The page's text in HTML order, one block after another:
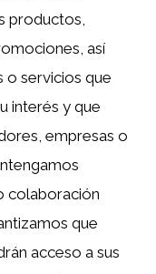
productos,
así
servicios que
interés y que
empresas o
colaboración
que
acceso a sus